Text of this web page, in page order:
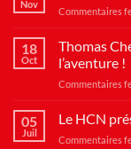
Nov
Commentaires
18
Oct
Thomas
l’aventure !
Commentaires
05
Juil
Le HCN
Commentaires